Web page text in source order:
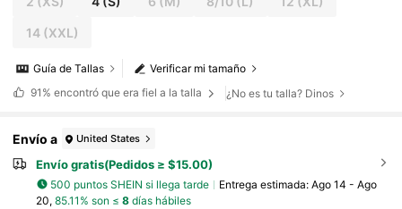
14(XXL)
Verificar mi tamaño
Guía de Tallas
91% encontró que era fiel a la talla ¿No es tu talla? Dinos
Envío a United States
Envío gratis(Pedidos ≥ $15.00)
500 puntos SHEIN si llega tarde Entrega estimada: Ago 14 - Ago
20, 85.11% son ≤ 8días hábiles